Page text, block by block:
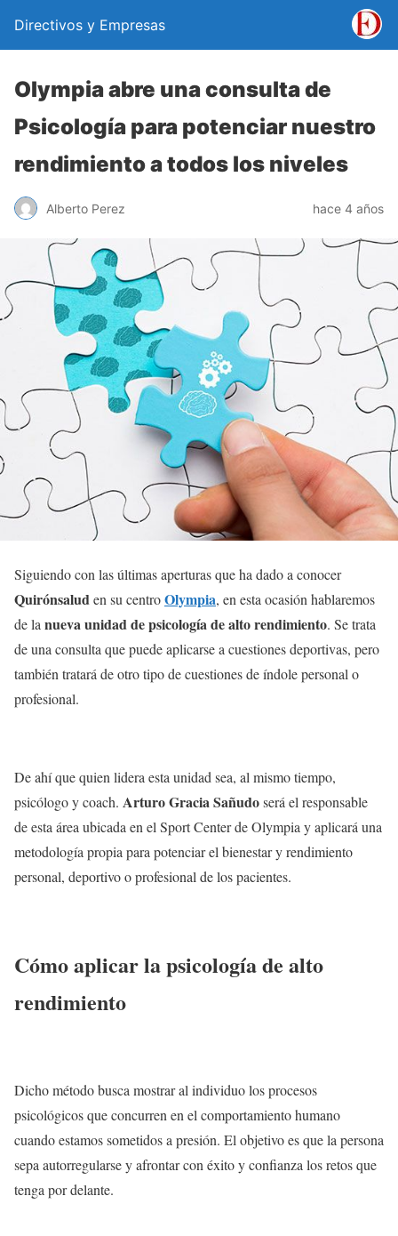
Directivos y Empresas
Olympia abre una consulta de
Psicología para potenciar nuestro
rendimiento a todos los niveles
Alberto Perez hace 4 años
Siguiendo con las últimas aperturas que ha dado a conocer
Quirónsaluden su centroOlympia, en esta ocasión hablaremos
de lanueva unidad de psicología de alto rendimiento. Se trata
de una consulta que puede aplicarse a cuestiones deportivas, pero
también tratará de otro tipo de cuestiones de índole personal o
profesional.
De ahí que quien lidera esta unidad sea, al mismo tiempo,
psicólogo y coach. Arturo Gracia Sañudoserá el responsable
de esta área ubicada en el Sport Center de Olympia y aplicará una
metodología propia para potenciar el bienestar y rendimiento
personal, deportivo o profesional de los pacientes.
Cómo aplicar la psicología de alto
rendimiento
Dicho método busca mostrar al individuo los procesos
psicológicos que concurren en el comportamiento humano
cuando estamos sometidos a presión. El objetivo es que la persona
sepa autorregularse y afrontar con éxito y confianza los retos que
tenga por delante.